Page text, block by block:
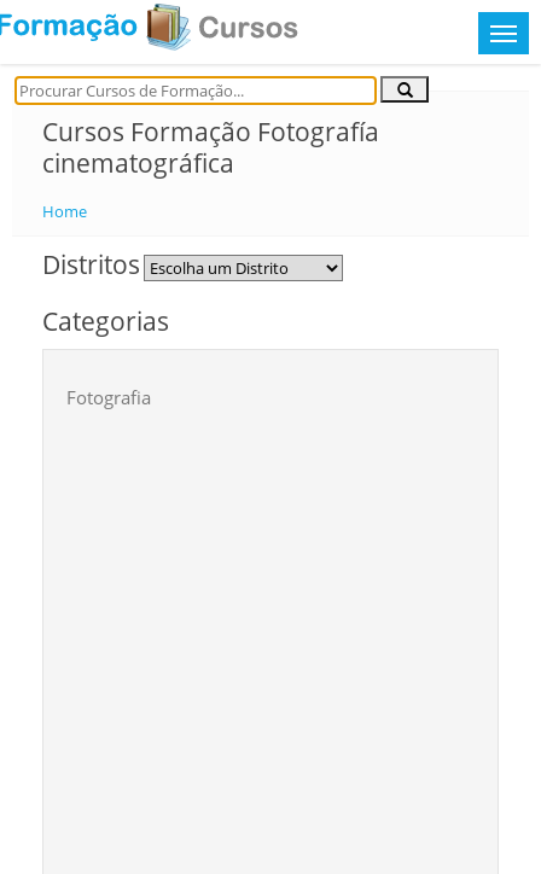
Cursos Formação Fotografía
cinematográfica
Home
Distritos
Categorias
Fotografia